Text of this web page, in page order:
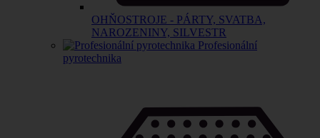
OHŇOSTROJE - PÁRTY, SVATBA,
NAROZENINY, SILVESTR
Profesionální
pyrotechnika